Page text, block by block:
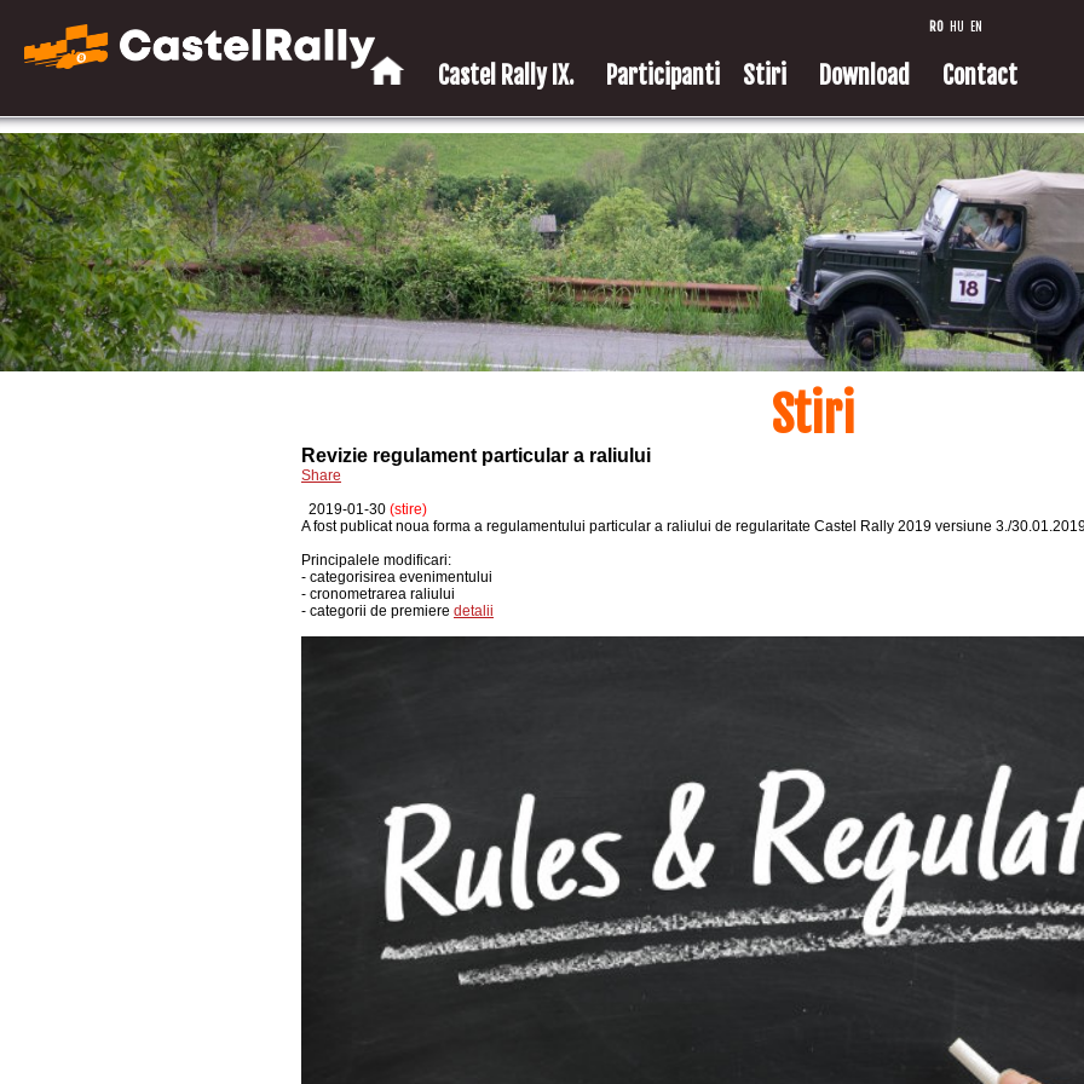
Castel Rally IX. Participanti Stiri Download Contact
RO HU EN
Stiri
Revizie regulament particular a raliului
Share
2019-01-30 (stire)
A fost publicat noua forma a regulamentului particular a raliului de regularitate Castel Rally 2019 versiune 3./
Principalele modificari:
- categorisirea evenimentului
- cronometrarea raliului
- categorii de premiere detalii